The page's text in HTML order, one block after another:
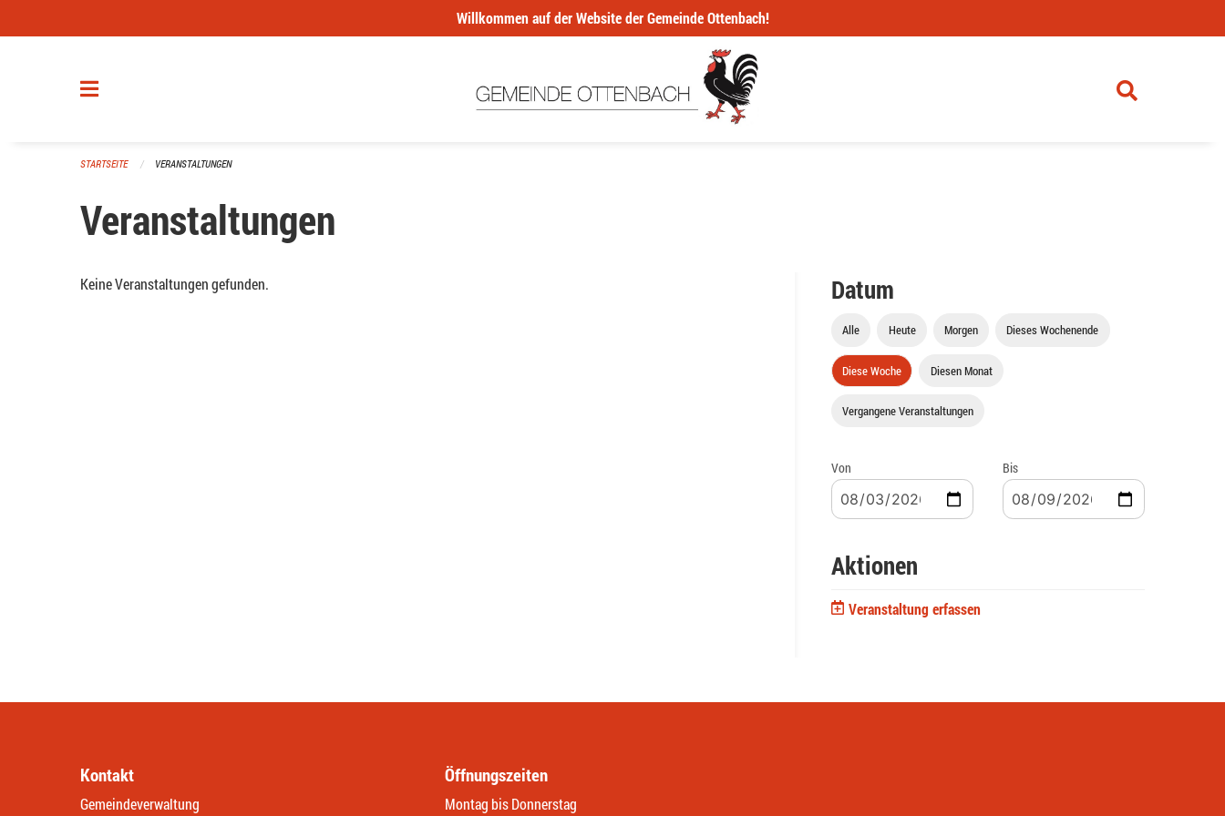
Willkommen auf der Website der Gemeinde Ottenbach!
STARTSEITE VERANSTALTUNGEN
Veranstaltungen
Keine Veranstaltungen gefunden. Datum
Alle Heute Morgen Dieses Wochenende
Diese Woche Diesen Monat
Vergangene Veranstaltungen
Von Bis
Aktionen
Veranstaltung erfassen
Kontakt
Gemeindeverwaltung
Öffnungszeiten
Montag bis Donnerstag